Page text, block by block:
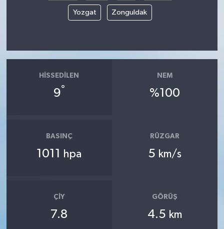
Yozgat Zonguldak
HISSEDILEN
9°
NEM
%100
BASINÇ
1011 hpa
RÜZGAR
5 km/s
ÇIY
7.8
GÖRÜŞ
4.5 km